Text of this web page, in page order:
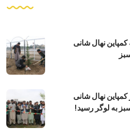
کمپاین نهال شانی
کمپاین نهال شانی
به لوگر رسید!